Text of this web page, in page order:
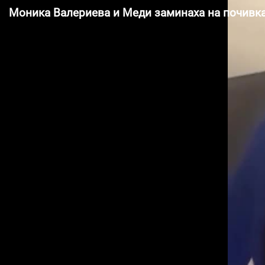
Моника Валериева и Меди заминаха на